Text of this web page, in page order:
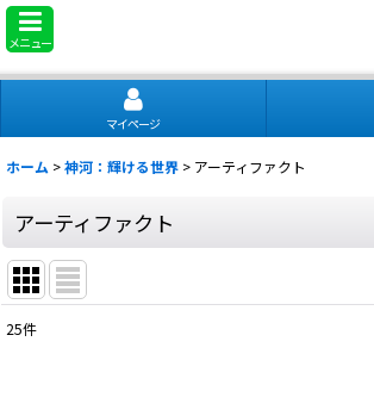
メニュー
マイページ
ホーム >神河：輝ける世界 > アーティファクト
アーティファクト
25件